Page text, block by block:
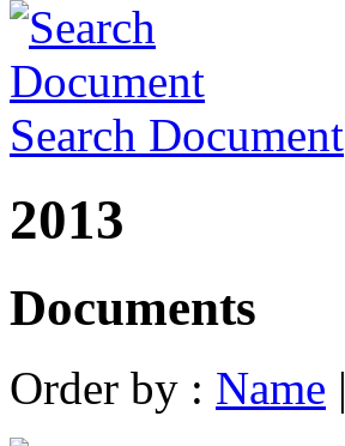
Search Document
2013
Documents
Order by : Name |